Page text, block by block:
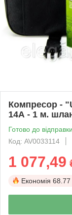
Компресор -
14А - 1 м.
Готово до відправки
Код: AV0033114
1 077,49
Економія 68.77